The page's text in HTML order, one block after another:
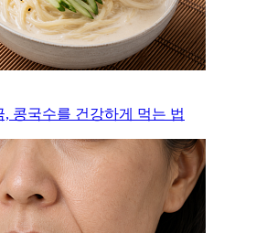
, 콩국수를 건강하게 먹는 법